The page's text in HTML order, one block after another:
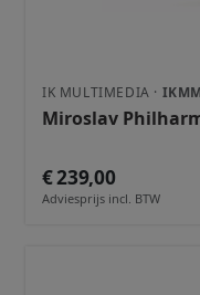
IK MULTIMEDIA ·
Miroslav
€ 239,00
Adviesprijs incl. BTW